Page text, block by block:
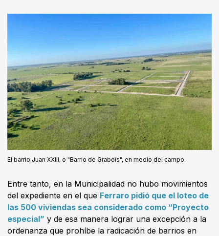
El barrio Juan XXIII, o "Barrio de Grabois", en medio del campo.
Entre tanto, en la Municipalidad no hubo movimientos
del expediente en el que Ferraro pidió que el loteo de
las 500 viviendas sea considerado como “Proyecto
especial” y de esa manera lograr una excepción a la
ordenanza que prohíbe la radicación de barrios en